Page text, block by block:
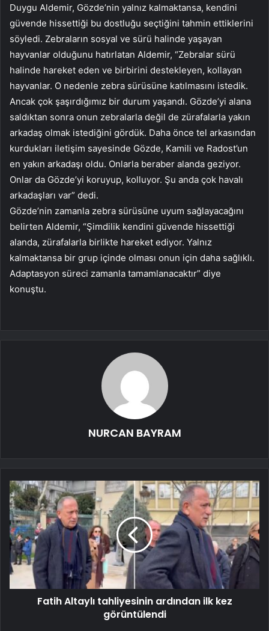
Duygu Aldemir, Gözde’nin yalnız kalmaktansa, kendini
güvende hissettiği bu dostluğu seçtiğini tahmin ettiklerini
söyledi. Zebraların sosyal ve sürü halinde yaşayan
hayvanlar olduğunu hatırlatan Aldemir, “Zebralar sürü
halinde hareket eden ve birbirini destekleyen, kollayan
hayvanlar. O nedenle zebra sürüsüne katılmasını istedik.
Ancak çok şaşırdığımız bir durum yaşandı. Gözde’yi alana
saldıktan sonra onun zebralarla değil de zürafalarla yakın
arkadaş olmak istediğini gördük. Daha önce tel arkasından
kurdukları iletişim sayesinde Gözde, Kamili ve Radost’un
en yakın arkadaşı oldu. Onlarla beraber alanda geziyor.
Onlar da Gözde’yi koruyup, kolluyor. Şu anda çok havalı
arkadaşları var” dedi.
Gözde’nin zamanla zebra sürüsüne uyum sağlayacağını
belirten Aldemir, “Şimdilik kendini güvende hissettiği
alanda, zürafalarla birlikte hareket ediyor. Yalnız
kalmaktansa bir grup içinde olması onun için daha sağlıklı.
Adaptasyon süreci zamanla tamamlanacaktır” diye
konuştu.
NURCAN BAYRAM
Fatih Altaylı tahliyesinin ardından ilk kez
görüntülendi